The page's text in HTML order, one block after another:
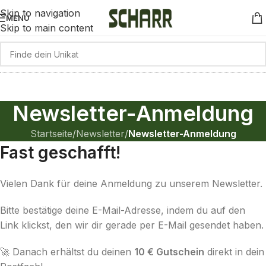
Skip to navigation
Skip to main content
MENÜ
Newsletter-Anmeldung
Startseite/Newsletter/Newsletter-Anmeldung
Fast geschafft!
Vielen Dank für deine Anmeldung zu unserem Newsletter.
Bitte bestätige deine E-Mail-Adresse, indem du auf den
Link klickst, den wir dir gerade per E-Mail gesendet haben.
🚀 Danach erhältst du deinen 10 € Gutschein direkt in dein